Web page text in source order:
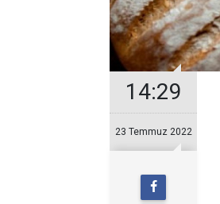
14:29
23 Temmuz 2022